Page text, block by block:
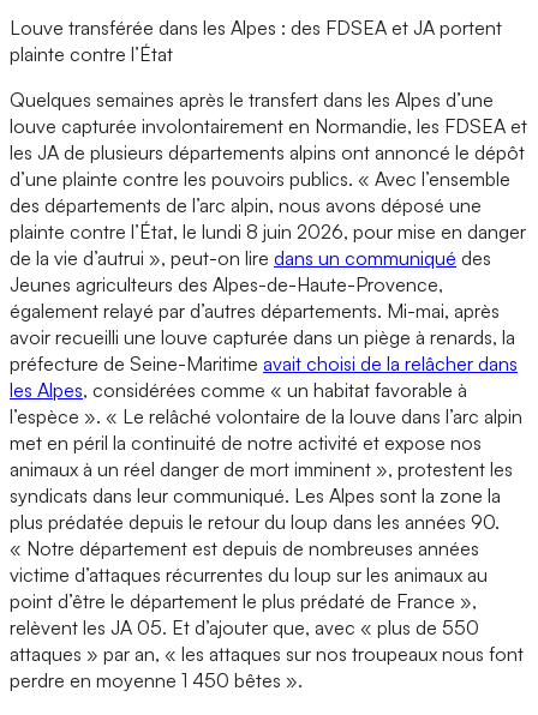
Louve transférée dans les Alpes : des FDSEA et JA portent
plainte contre l’État
Quelques semaines après le transfert dans les Alpes d’une
louve capturée involontairement en Normandie, les FDSEA et
les JA de plusieurs départements alpins ont annoncé le dépôt
d’une plainte contre les pouvoirs publics. « Avec l’ensemble
des départements de l’arc alpin, nous avons déposé une
plainte contre l’État, le lundi 8 juin 2026, pour mise en danger
de la vie d’autrui », peut-on lire dans un communiqué des
Jeunes agriculteurs des Alpes-de-Haute-Provence,
également relayé par d’autres départements. Mi-mai, après
avoir recueilli une louve capturée dans un piège à renards, la
préfecture de Seine-Maritime avait choisi de la relâcher dans
les Alpes, considérées comme « un habitat favorable à
l’espèce ». « Le relâché volontaire de la louve dans l’arc alpin
met en péril la continuité de notre activité et expose nos
animaux à un réel danger de mort imminent », protestent les
syndicats dans leur communiqué. Les Alpes sont la zone la
plus prédatée depuis le retour du loup dans les années 90.
« Notre département est depuis de nombreuses années
victime d’attaques récurrentes du loup sur les animaux au
point d’être le département le plus prédaté de France »,
relèvent les JA 05. Et d’ajouter que, avec « plus de 550
attaques » par an, « les attaques sur nos troupeaux nous font
perdre en moyenne 1 450 bêtes ».